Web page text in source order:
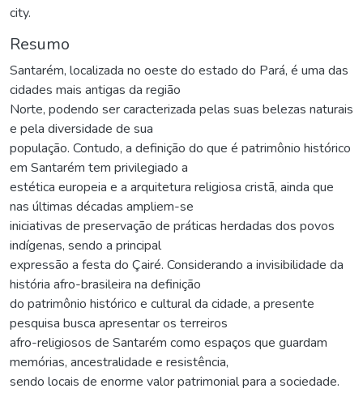
city.
Resumo
Santarém, localizada no oeste do estado do Pará, é uma das
cidades mais antigas da região
Norte, podendo ser caracterizada pelas suas belezas naturais
e pela diversidade de sua
população. Contudo, a definição do que é patrimônio histórico
em Santarém tem privilegiado a
estética europeia e a arquitetura religiosa cristã, ainda que
nas últimas décadas ampliem-se
iniciativas de preservação de práticas herdadas dos povos
indígenas, sendo a principal
expressão a festa do Çairé. Considerando a invisibilidade da
história afro-brasileira na definição
do patrimônio histórico e cultural da cidade, a presente
pesquisa busca apresentar os terreiros
afro-religiosos de Santarém como espaços que guardam
memórias, ancestralidade e resistência,
sendo locais de enorme valor patrimonial para a sociedade.